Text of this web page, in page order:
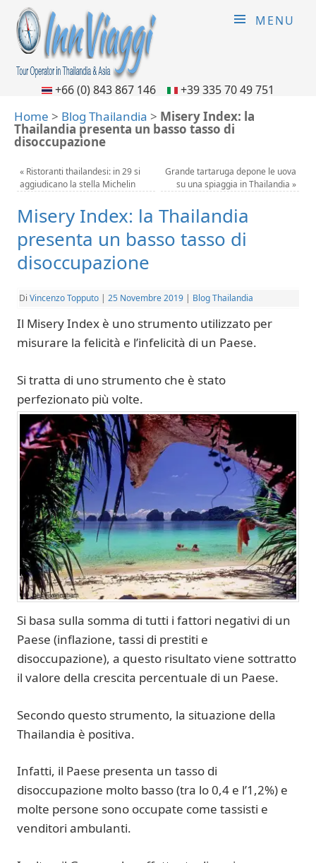
MENU
+66 (0) 843 867 146 +39 335 70 49 751
Home > Blog Thailandia > Misery Index: la
Thailandia presenta un basso tasso di
disoccupazione
« Ristoranti thailandesi: in 29 si
aggiudicano la stella Michelin
Grande tartaruga depone le uova
su una spiaggia in Thailandia »
Misery Index: la Thailandia
presenta un basso tasso di
disoccupazione
Di Vincenzo Topputo | 25 Novembre 2019 | Blog Thailandia
Il Misery Index è uno strumento utilizzato per
misurare la felicità e l’infelicità di un Paese.
Si tratta di uno strumento che è stato
perfezionato più volte.
Si basa sulla somma di tutti i fattori negativi di un
Paese (inflazione, tassi di prestiti e
disoccupazione), a questo risultato viene sottratto
il valore della crescita percentuale di un Paese.
Secondo questo strumento, la situazione della
Thailandia è positiva.
Infatti, il Paese presenta un tasso di
disoccupazione molto basso (tra lo 0,4 e l’1,2%) e
molte persone sono occupate come tassisti e
venditori ambulanti.